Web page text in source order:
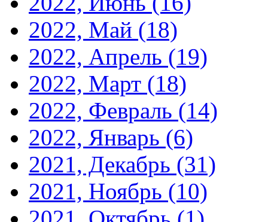
2022, Май (18)
2022, Апрель (19)
2022, Март (18)
2022, Февраль (14)
2022, Январь (6)
2021, Декабрь (31)
2021, Ноябрь (10)